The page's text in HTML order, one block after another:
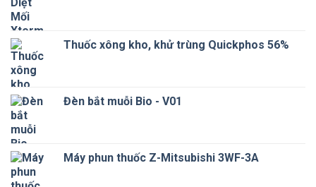
Thuốc xông kho, khử trùng Quickphos 56%
Đèn bắt muỗi Bio - V01
Máy phun thuốc Z-Mitsubishi 3WF-3A